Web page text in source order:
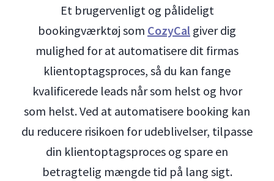
Et brugervenligt og pålideligt
bookingværktøj som CozyCal giver dig
mulighed for at automatisere dit firmas
klientoptagsproces, så du kan fange
kvalificerede leads når som helst og hvor
som helst. Ved at automatisere booking kan
du reducere risikoen for udeblivelser, tilpasse
din klientoptagsproces og spare en
betragtelig mængde tid på lang sigt.